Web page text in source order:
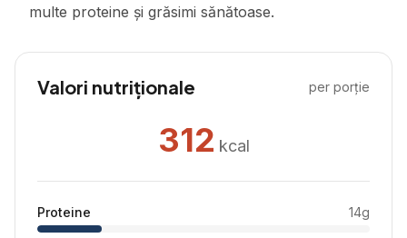
multe proteine și grăsimi sănătoase.
Valori nutriționale per porție
312 kcal
Proteine 14g